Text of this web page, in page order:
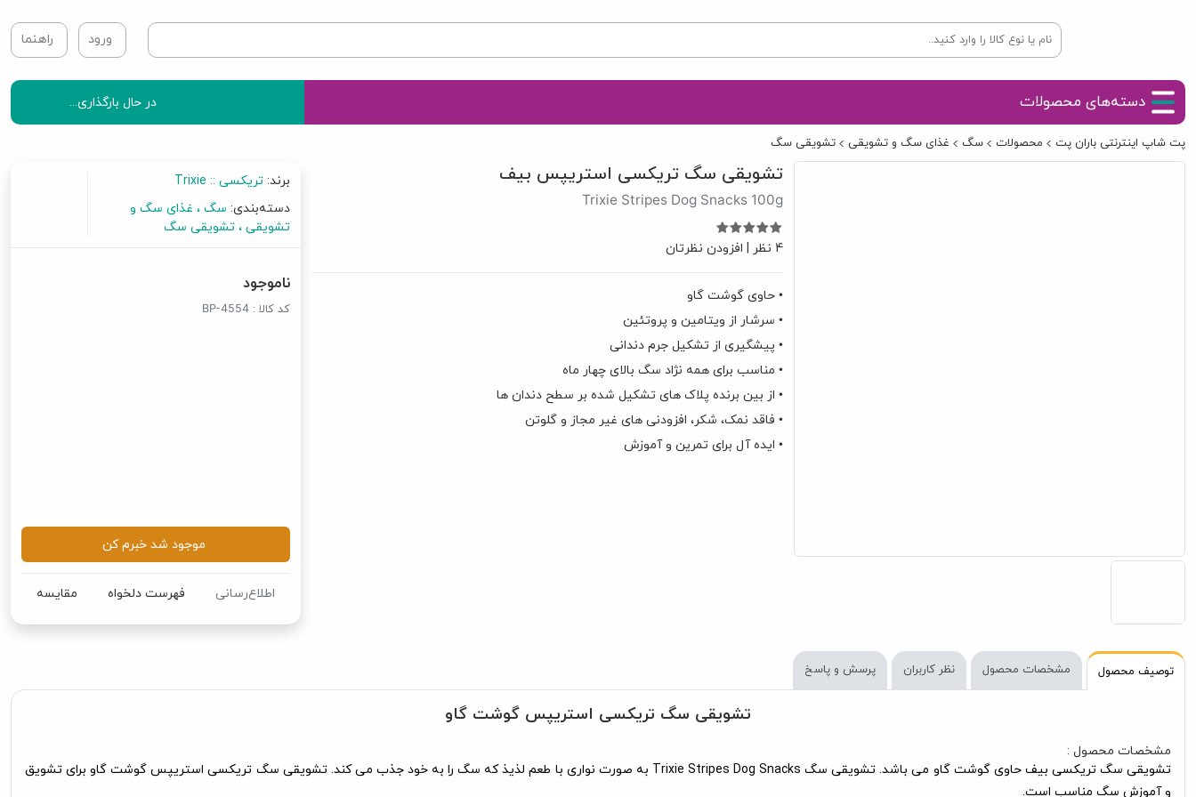
ورود راهنما
دسته‌های محصولات در حال بارگذاری...
پت شاپ اینترنتی باران پت محصولات سگ غذای سگ و تشویقی تشویقی سگ
تشویقی سگ تریکسی استریپس بیف
Trixie Stripes Dog Snacks 100g
4 نظر | افزودن نظرتان
• حاوی گوشت گاو
• سرشار از ویتامین و پروتئین
• پیشگیری از تشکیل جرم دندانی
• مناسب برای همه نژاد سگ بالای چهار ماه
• از بین برنده پلاک های تشکیل شده بر سطح دندان ها
• فاقد نمک، شکر، افزودنی های غیر مجاز و گلوتن
• ایده آل برای تمرین و آموزش
برند:تریکسی :: Trixie
دسته‌بندی: سگ غذای سگ و
تشویقی تشویقی سگ
ناموجود
کد کالا :BP-4554
موجود شد خبرم کن
اطلاع‌رسانی فهرست دلخواه مقایسه
توصیف محصول مشخصات محصول نظر کاربران پرسش و پاسخ
تشویقی سگ تریکسی استریپس گوشت گاو
مشخصات محصول :
تشویقی سگ تریکسی بیف حاوی گوشت گاو می باشد. تشویقی سگ Trixie Stripes Dog Snacks به صورت نواری با طعم لذیذ که سگ را به خود جذب می کند. تشویقی سگ تریکسی استریپس گوشت گاو برای تشویق
و آموزش سگ مناسب است.